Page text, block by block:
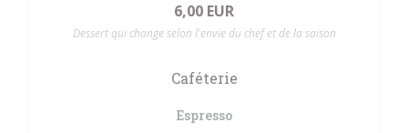
6,00 EUR
Dessert qui change selon l'envie du chef et de la saison
Caféterie
Espresso